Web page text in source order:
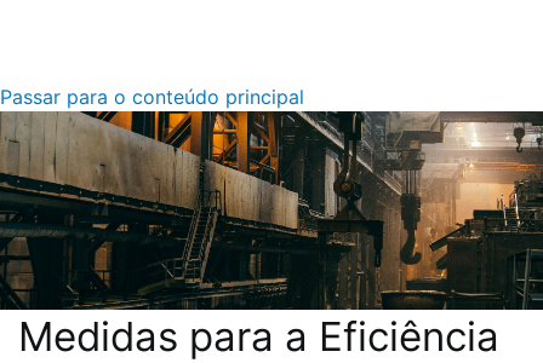
Passar para o conteúdo principal
Medidas para a Eficiência